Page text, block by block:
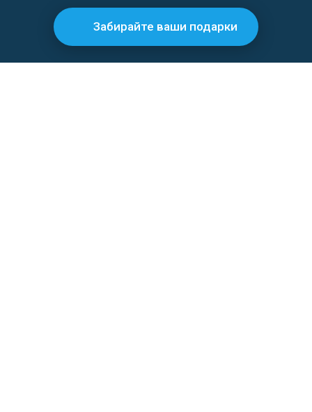
Забирайте ваши подарки